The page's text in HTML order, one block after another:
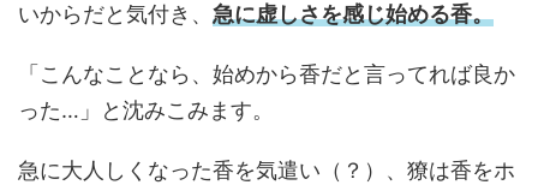
いからだと気付き、 急に虚しさを感じ始める香。
「こんなことなら、始めから香だと言ってれば良か
った…」と沈みこみます。
急に大人しくなった香を気遣い（？）、獠は香をホ